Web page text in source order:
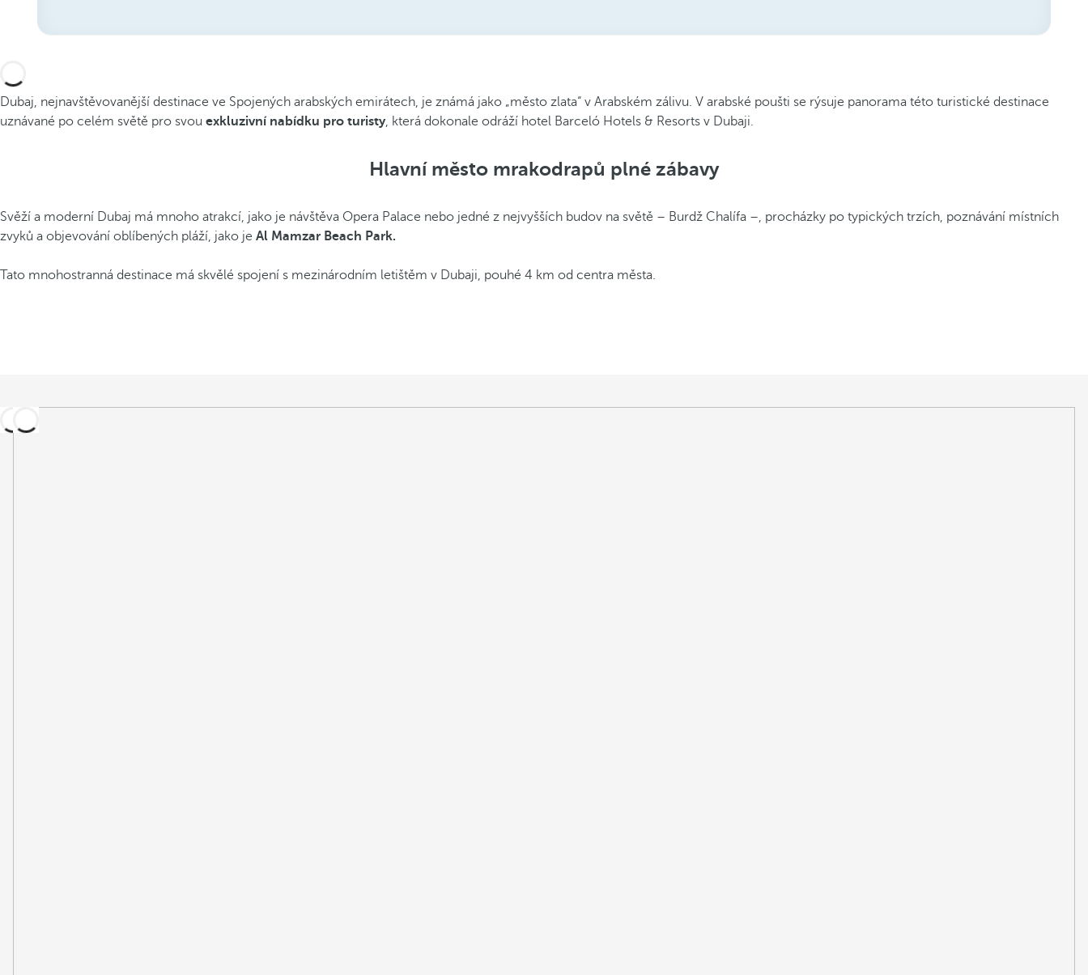
Dubaj, nejnavštěvovanější destinace ve Spojených arabských emirátech, je známá jako „město zlata“ v Arabském zálivu. V arabské poušti se rýsuje panorama této turistické destinace
uznávané po celém světě pro svou exkluzivní nabídku pro turisty, která dokonale odráží hotel Barceló Hotels & Resorts v Dubaji.
Hlavní město mrakodrapů plné zábavy
Svěží a moderní Dubaj má mnoho atrakcí, jako je návštěva Opera Palace nebo jedné z nejvyšších budov na světě – Burdž Chalífa –, procházky po typických trzích, poznávání místních
zvyků a objevování oblíbených pláží, jako je Al Mamzar Beach Park.
Tato mnohostranná destinace má skvělé spojení s mezinárodním letištěm v Dubaji, pouhé 4 km od centra města.